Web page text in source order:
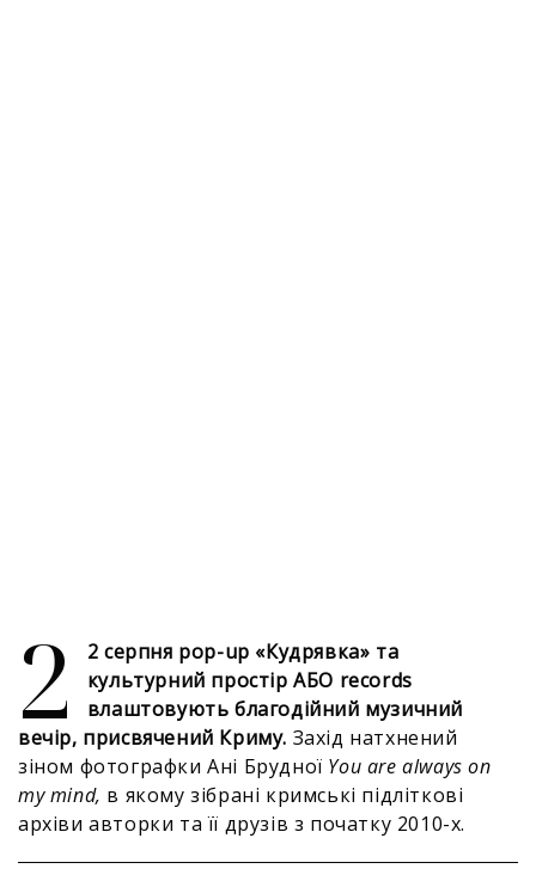
2
2 серпня pop-up «Кудрявка» та
культурний простір АБО records
влаштовують благодійний музичний
вечір, присвячений Криму. Захід натхнений
зіном фотографки Ані Брудної You are always on
my mind, в якому зібрані кримські підліткові
архіви авторки та її друзів з початку 2010-х.